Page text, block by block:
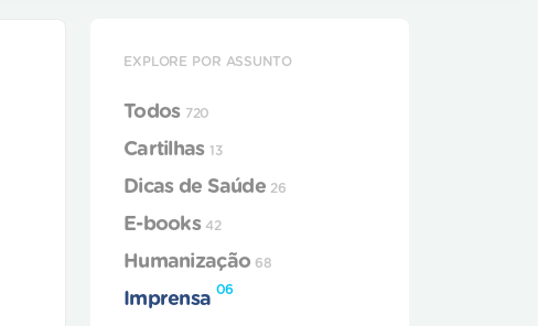
EXPLORE POR ASSUNTO
Todos 720
Cartilhas13
Dicas de Saúde 26
E-books 42
Humanização 68
Imprensa 06